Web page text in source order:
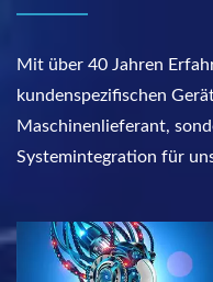
Mit über 40 Jahren
kundenspezifischen
Maschinenlieferant,
Systemintegration für